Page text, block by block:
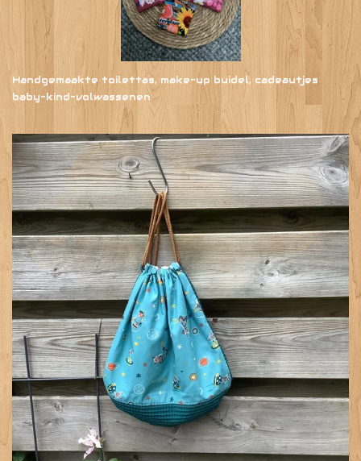
Handgemaakte toilettas, make-up buidel, cadeautjes
baby-kind-volwassenen